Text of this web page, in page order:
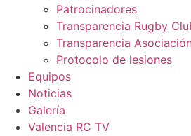
Patrocinadores
Transparencia Rugby
Transparencia
Protocolo de lesiones
Equipos
Noticias
Galería
Valencia RC TV